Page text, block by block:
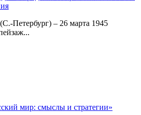
Петербург) – 26 марта 1945
мир: смыслы и стратегии»